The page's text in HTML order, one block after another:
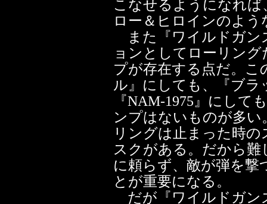
こなせるようになれ
ロー＆ヒロインのよ
また『ワイルドガン
ョンとしてローリン
プが存在する点だ。
ル』にしても、『ブ
『NAM-1975』にして
ンプはないものが多
リングは止まった時
スクがある。だから
に頼らず、敵が弾を撃
とが重要になる。
だが『ワイルドガン